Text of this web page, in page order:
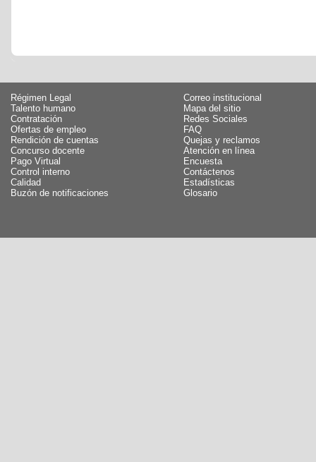
Régimen Legal
Talento humano
Contratación
Ofertas de empleo
Rendición de cuentas
Concurso docente
Pago Virtual
Control interno
Calidad
Buzón de notificaciones
Correo institucional
Mapa del sitio
Redes Sociales
FAQ
Quejas y reclamos
Atención en línea
Encuesta
Contáctenos
Estadísticas
Glosario